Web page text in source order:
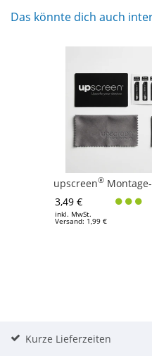
Das könnte dich auch
upscreen®
3,49 €
inkl. MwSt.
Versand: 1,99 €
Kurze Lieferzeiten